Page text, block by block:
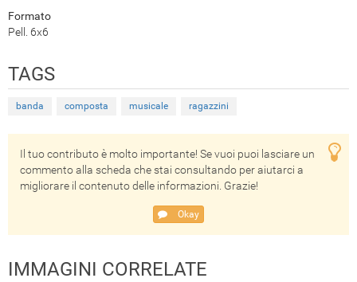
Formato
Pell. 6x6
TAGS
banda composta musicale ragazzini
Il tuo contributo è molto importante! Se vuoi puoi lasciare un
commento alla scheda che stai consultando per aiutarci a
migliorare il contenuto delle informazioni. Grazie!
Okay
IMMAGINI CORRELATE